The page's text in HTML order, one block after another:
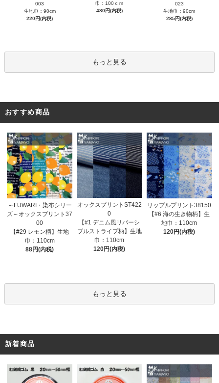
003
生地巾：90cm
220円(内税)
巾：100ｃｍ
480円(内税)
023
生地巾：90cm
285円(内税)
もっと見る
おすすめ商品
～FUWARI・染布シリー
ズ～オックスプリント37
00
【#29 レモン柄】生地
巾：110cm
88円(内税)
オックスプリントST422
0
【#1 デニム風リバーシ
ブルストライプ柄】生地
巾：110cm
120円(内税)
リップルプリント38150
【#6 海の生き物柄】生
地巾：110cm
120円(内税)
もっと見る
新着商品